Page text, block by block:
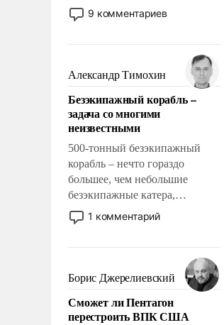
постепенно вытесняя и
отменяя традиционное
мужественным и твердым под
ударами судьбы, брать на себя
ответственность, помогать
слабым, идти вперед и
адаптироваться.
9 комментариев
Александр Тимохин
Безэкипажный корабль –
задача со многими
неизвестными
500-тонный безэкипажный
корабль – нечто гораздо
большее, чем небольшие
безэкипажные катера,
применение которых уже
стало обыденностью. Задача по
сложна и амбициозна. Однако
и ее реализация радикально
поднимет наши боевые
возможности.
1 комментарий
Борис Джерелиевский
Сможет ли Пентагон
перестроить ВПК США